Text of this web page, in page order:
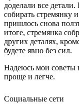
доделали все
собирать стремянку
пришлось снова
итоге, стремянка
других деталях,
будете явно без сил.
Надеюсь мои советы
проще и легче.
Социальные сети